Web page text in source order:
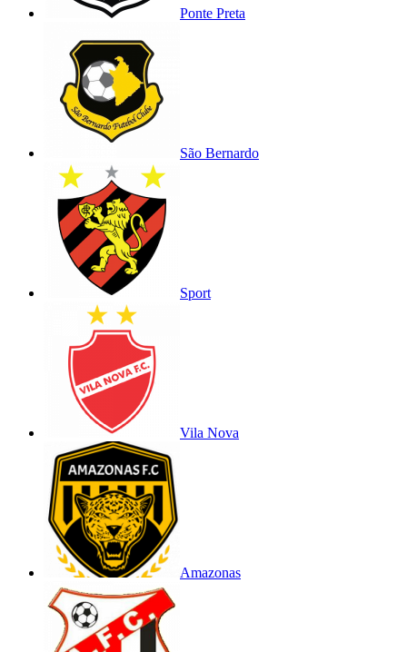
Ponte Preta
São Bernardo
Sport
Vila Nova
Amazonas